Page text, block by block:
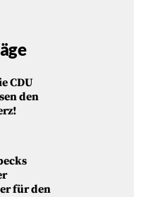
CDU
den
für den